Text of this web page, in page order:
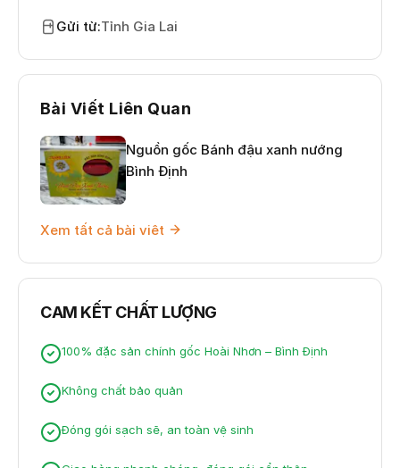
Gửi từ:Tỉnh Gia Lai
Bài Viết Liên Quan
Nguồn gốc Bánh đậu xanh nướng
Bình Định
Xem tất cả bài viêt
CAM KẾT CHẤT LƯỢNG
100% đặc sản chính gốc Hoài Nhơn – Bình Định
Không chất bảo quản
Đóng gói sạch sẽ, an toàn vệ sinh